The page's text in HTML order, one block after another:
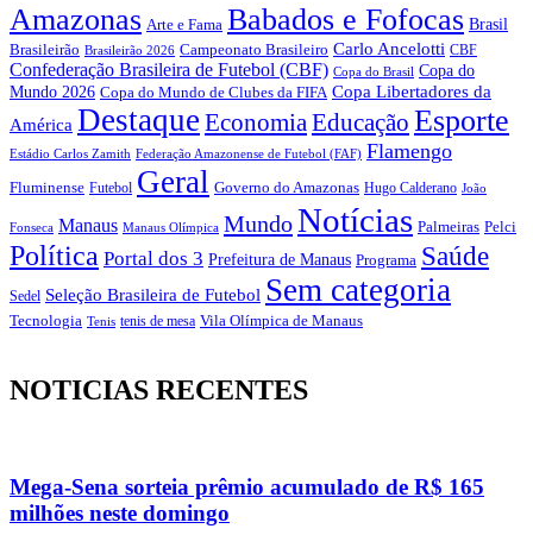
Amazonas Arte e Fama Babados e Fofocas Brasil
Brasileirão Brasileirão 2026 Campeonato Brasileiro Carlo Ancelotti CBF
Confederação Brasileira de Futebol (CBF) Copa do Brasil Copa do
Mundo 2026 Copa do Mundo de Clubes da FIFA Copa Libertadores da
América Destaque Economia Educação Esporte
Estádio Carlos Zamith Federação Amazonense de Futebol (FAF) Flamengo
Fluminense Futebol Geral Governo do Amazonas Hugo Calderano João
Fonseca Manaus Manaus Olímpica MundoNotícias Palmeiras Pelci
Política Portal dos 3 Prefeitura de Manaus Programa Saúde
Sedel Seleção Brasileira de Futebol Sem categoria
Tecnologia Tenis tenis de mesa Vila Olímpica de Manaus
NOTICIAS RECENTES
Mega-Sena sorteia prêmio acumulado de R$ 165
milhões neste domingo